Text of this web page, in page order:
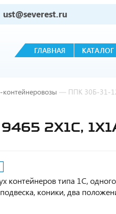
ust@severest.ru
ГЛАВНАЯ КАТАЛОГ
— ППК 30Б-31-
2Х1С,
контейнеров типа 1С,
коники, два